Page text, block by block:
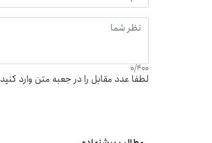
0/400
لطفا عدد مقابل را در جعبه متن وارد کنید